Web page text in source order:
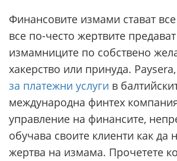
Финансовите измами стават
все по-често жертвите
измамниците по собствено
хакерство или принуда.
за платежни услуги в
международна финтех
управление на финансите,
обучава своите клиенти как да
жертва на измама. Прочетете